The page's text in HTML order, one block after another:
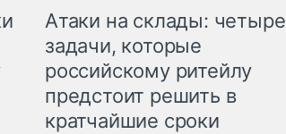
Атаки на склады: четыре
задачи, которые
российскому ритейлу
предстоит решить в
кратчайшие сроки